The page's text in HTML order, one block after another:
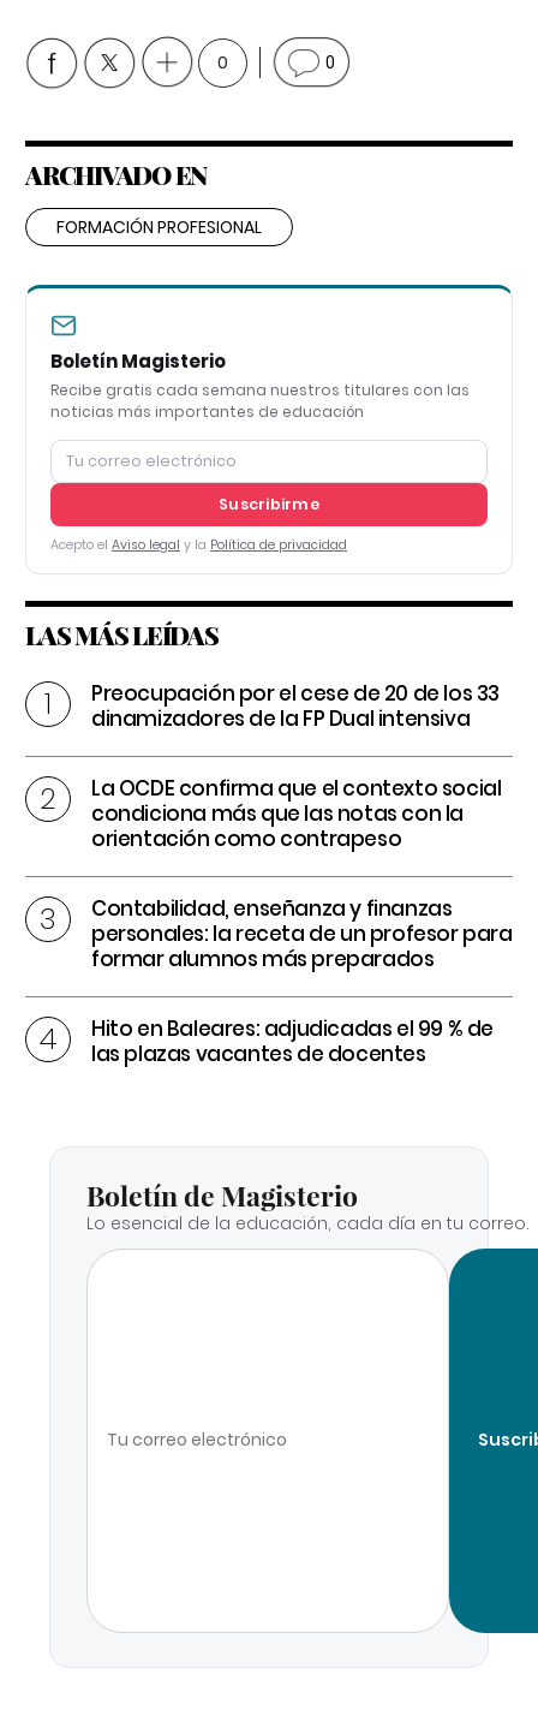
0 0
ARCHIVADO EN
FORMACIÓN PROFESIONAL
Boletín Magisterio
Recibe gratis cada semana nuestros titulares con las
noticias más importantes de educación
Suscribirme
Acepto el Aviso legal y la Política de privacidad
LAS MÁS LEÍDAS
Preocupación por el cese de 20 de los 33
dinamizadores de la FP Dual intensiva
La OCDE confirma que el contexto social
condiciona más que las notas con la
orientación como contrapeso
Contabilidad, enseñanza y finanzas
personales: la receta de un profesor para
formar alumnos más preparados
Hito en Baleares: adjudicadas el 99 % de
las plazas vacantes de docentes
Boletín de Magisterio
Lo esencial de la educación, cada día en tu correo.